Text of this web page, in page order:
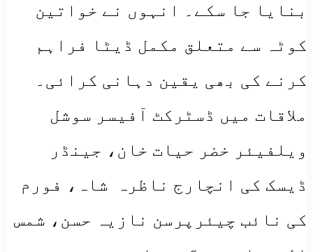
بنایا جا سکے۔ انہوں نے خواتین
کوٹہ سے متعلق مکمل ڈیٹا فراہم
کرنے کی بھی یقین دہانی کرائی۔
ملاقات میں ڈسٹرکٹ آفیسر سوشل
ویلفیئر خضر حیات خان، جینڈر
ڈیسک کی انچارج ناظرہ شاہ، فورم
کی نائب چیئرپرسن نازیہ حسن، شمس